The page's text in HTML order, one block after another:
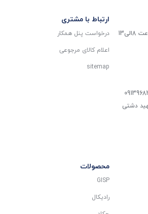
دشتی
ارتباط با مشتری
درخواست پنل همکار
اعلام کالای مرجوعی
sitemap
محصولات
GISP
رادیکال